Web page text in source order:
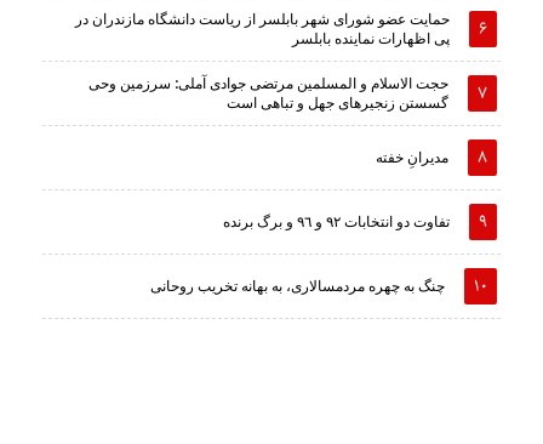
حمایت عضو شورای شهر بابلسر از ریاست دانشگاه مازندران در
پی اظهارات نماینده بابلسر
حجت الاسلام و المسلمین مرتضی جوادی آملی: سرزمین وحى
گسستن زنجیرهاى جهل و تباهى است
مدیرانِ خفته
تفاوت دو انتخابات ٩٢ و ٩٦ و برگ برنده
چنگ به چهره مردمسالاری، به بهانه تخریب روحانی